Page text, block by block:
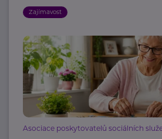
Zajímavost
Asociace poskytovatelů sociálních